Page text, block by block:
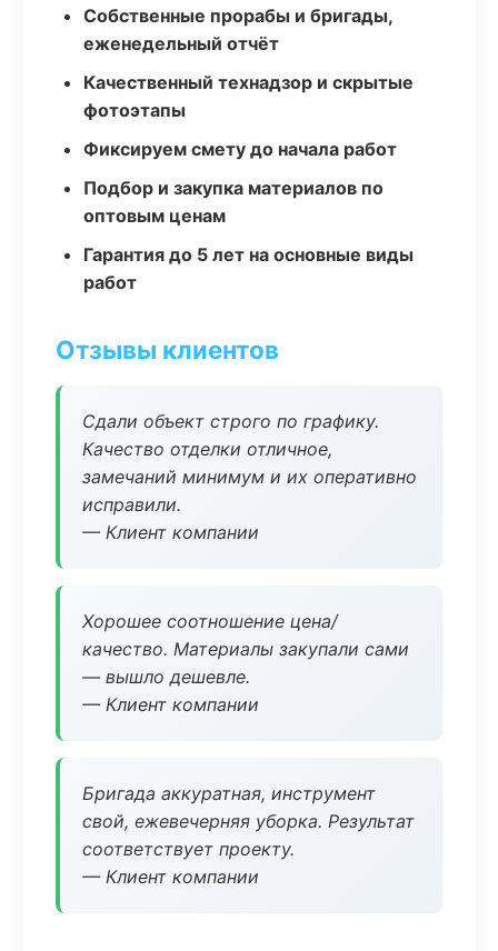
Собственные прорабы и бригады,
еженедельный отчёт
Качественный технадзор и скрытые
фотоэтапы
Фиксируем смету до начала работ
Подбор и закупка материалов по
оптовым ценам
Гарантия до 5 лет на основные виды
работ
Отзывы клиентов
Сдали объект строго по графику.
Качество отделки отличное,
замечаний минимум и их оперативно
исправили.
— Клиент компании
Хорошее соотношение цена/
качество. Материалы закупали сами
— вышло дешевле.
— Клиент компании
Бригада аккуратная, инструмент
свой, ежевечерняя уборка. Результат
соответствует проекту.
— Клиент компании